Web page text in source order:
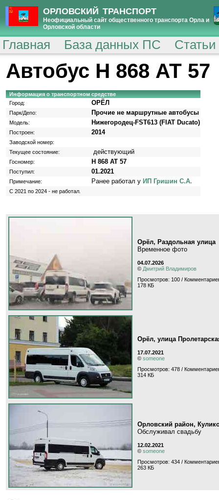
ОРЛОВСКИЙ ТРАНСПОРТ
Неофициальный сайт общественного транспорта Орла и
Орловской области
Главная База данных ПС
Автобус Н 868 АТ 57
Информация о транспортном средстве
Город:
ОРЁЛ
Парк/Депо: Прочие не маршрутные автобусы
Модель: Нижегородец-FST613 (FIAT Ducato)
Построен: 2014
Заводской номер:
Текущее состояние:
действующий
Госномер: Н 868 АТ 57
Поступил: 01.2021
Примечание: Ранее работал у ИП Гришин С.А.
С 2021 по 2024 - не работал.
Орёл, Раздольная улица
Временное фото
04.07.2026
© Дмитрий Владимиров
Просмотров: 100 /
178 КБ
Орёл, улица
17.07.2021
© someone
Просмотров: 478 /
314 КБ
Орловский район,
Обслуживал свадьбу
12.02.2021
© someone
Просмотров: 434 /
263 КБ